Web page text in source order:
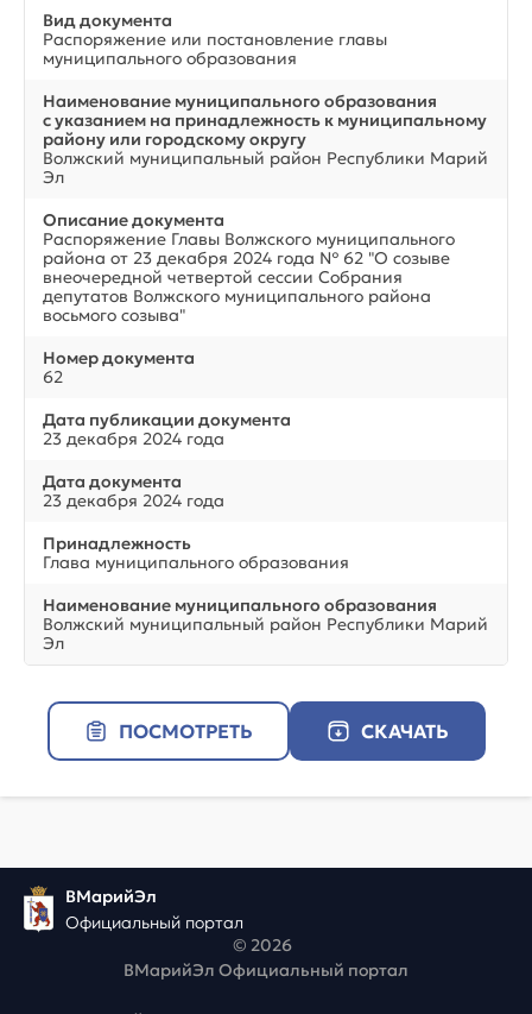
Вид документа
Распоряжение или постановление главы
муниципального образования
Наименование муниципального образования
с указанием на принадлежность к муниципальному
району или городскому округу
Волжский муниципальный район Республики Марий
Эл
Описание документа
Распоряжение Главы Волжского муниципального
района от 23 декабря 2024 года № 62 "О созыве
внеочередной четвертой сессии Собрания
депутатов Волжского муниципального района
восьмого созыва"
Номер документа
62
Дата публикации документа
23 декабря 2024 года
Дата документа
23 декабря 2024 года
Принадлежность
Глава муниципального образования
Наименование муниципального образования
Волжский муниципальный район Республики Марий
Эл
ПОСМОТРЕТЬ СКАЧАТЬ
ВМарийЭл
Официальный портал
© 2026
ВМарийЭл Официальный портал